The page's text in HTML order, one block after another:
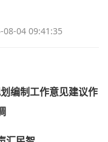
08-04 09:41:35
编制工作意见建议作